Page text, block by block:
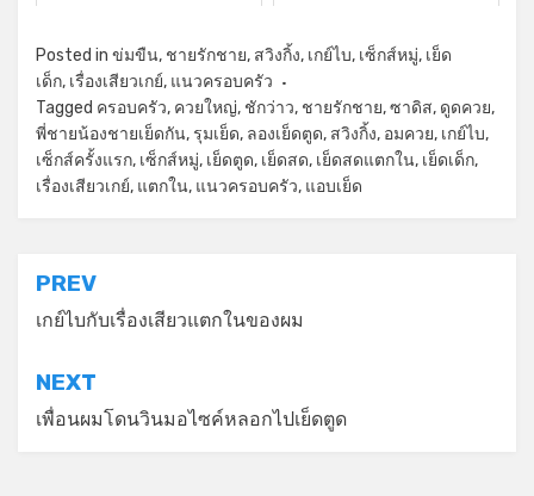
Posted in ข่มขืน, ชายรักชาย, สวิงกิ้ง, เกย์ไบ, เซ็กส์หมู่, เย็ด
เด็ก, เรื่องเสียวเกย์, แนวครอบครัว
Tagged ครอบครัว, ควยใหญ่, ชักว่าว, ชายรักชาย,ซาดิส, ดูดควย,
พี่ชายน้องชายเย็ดกัน, รุมเย็ด, ลองเย็ดตูด, สวิงกิ้ง, อมควย, เกย์ไบ,
เซ็กส์ครั้งแรก, เซ็กส์หมู่, เย็ดตูด, เย็ดสด, เย็ดสดแตกใน, เย็ดเด็ก,
เรื่องเสียวเกย์, แตกใน, แนวครอบครัว, แอบเย็ด
แนะแนว
เรื่อง
PREV
เกย์ไบกับเรื่องเสียวแตกในของผม
NEXT
เพื่อนผมโดนวินมอไซค์หลอกไปเย็ดตูด